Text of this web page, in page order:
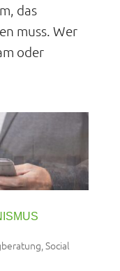
das
muss. Wer
oder
Social